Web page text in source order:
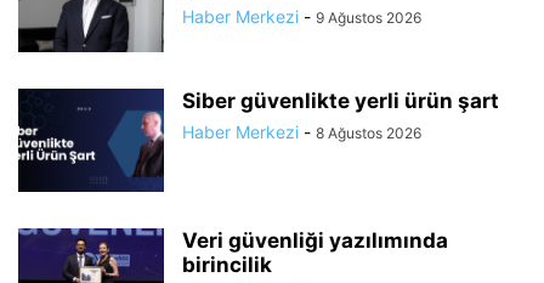
Haber Merkezi - 9 Ağustos 2026
Siber güvenlikte yerli ürün şart
Haber Merkezi - 8 Ağustos 2026
Veri güvenliği yazılımında
birincilik